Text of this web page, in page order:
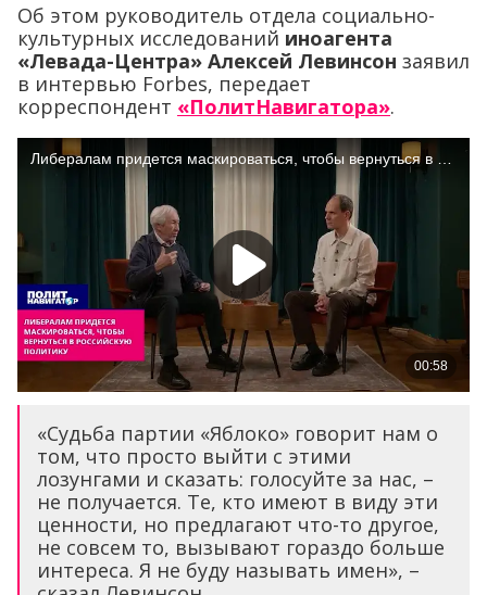
Об этом руководитель отдела социально-
культурных исследований иноагента
«Левада-Центра» Алексей Левинсон заявил
в интервью Forbes, передает
корреспондент «ПолитНавигатора».
«Судьба партии «Яблоко» говорит нам о
том, что просто выйти с этими
лозунгами и сказать: голосуйте за нас, –
не получается. Те, кто имеют в виду эти
ценности, но предлагают что-то другое,
не совсем то, вызывают гораздо больше
интереса. Я не буду называть имен», –